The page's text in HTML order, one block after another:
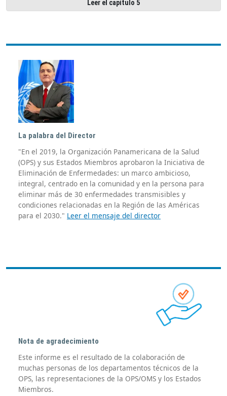
Leer el capítulo 5
La palabra del Director
"En el 2019, la Organización Panamericana de la Salud
(OPS) y sus Estados Miembros aprobaron la Iniciativa de
Eliminación de Enfermedades: un marco ambicioso,
integral, centrado en la comunidad y en la persona para
eliminar más de 30 enfermedades transmisibles y
condiciones relacionadas en la Región de las Américas
para el 2030." Leer el mensaje del director
Nota de agradecimiento
Este informe es el resultado de la colaboración de
muchas personas de los departamentos técnicos de la
OPS, las representaciones de la OPS/OMS y los Estados
Miembros.